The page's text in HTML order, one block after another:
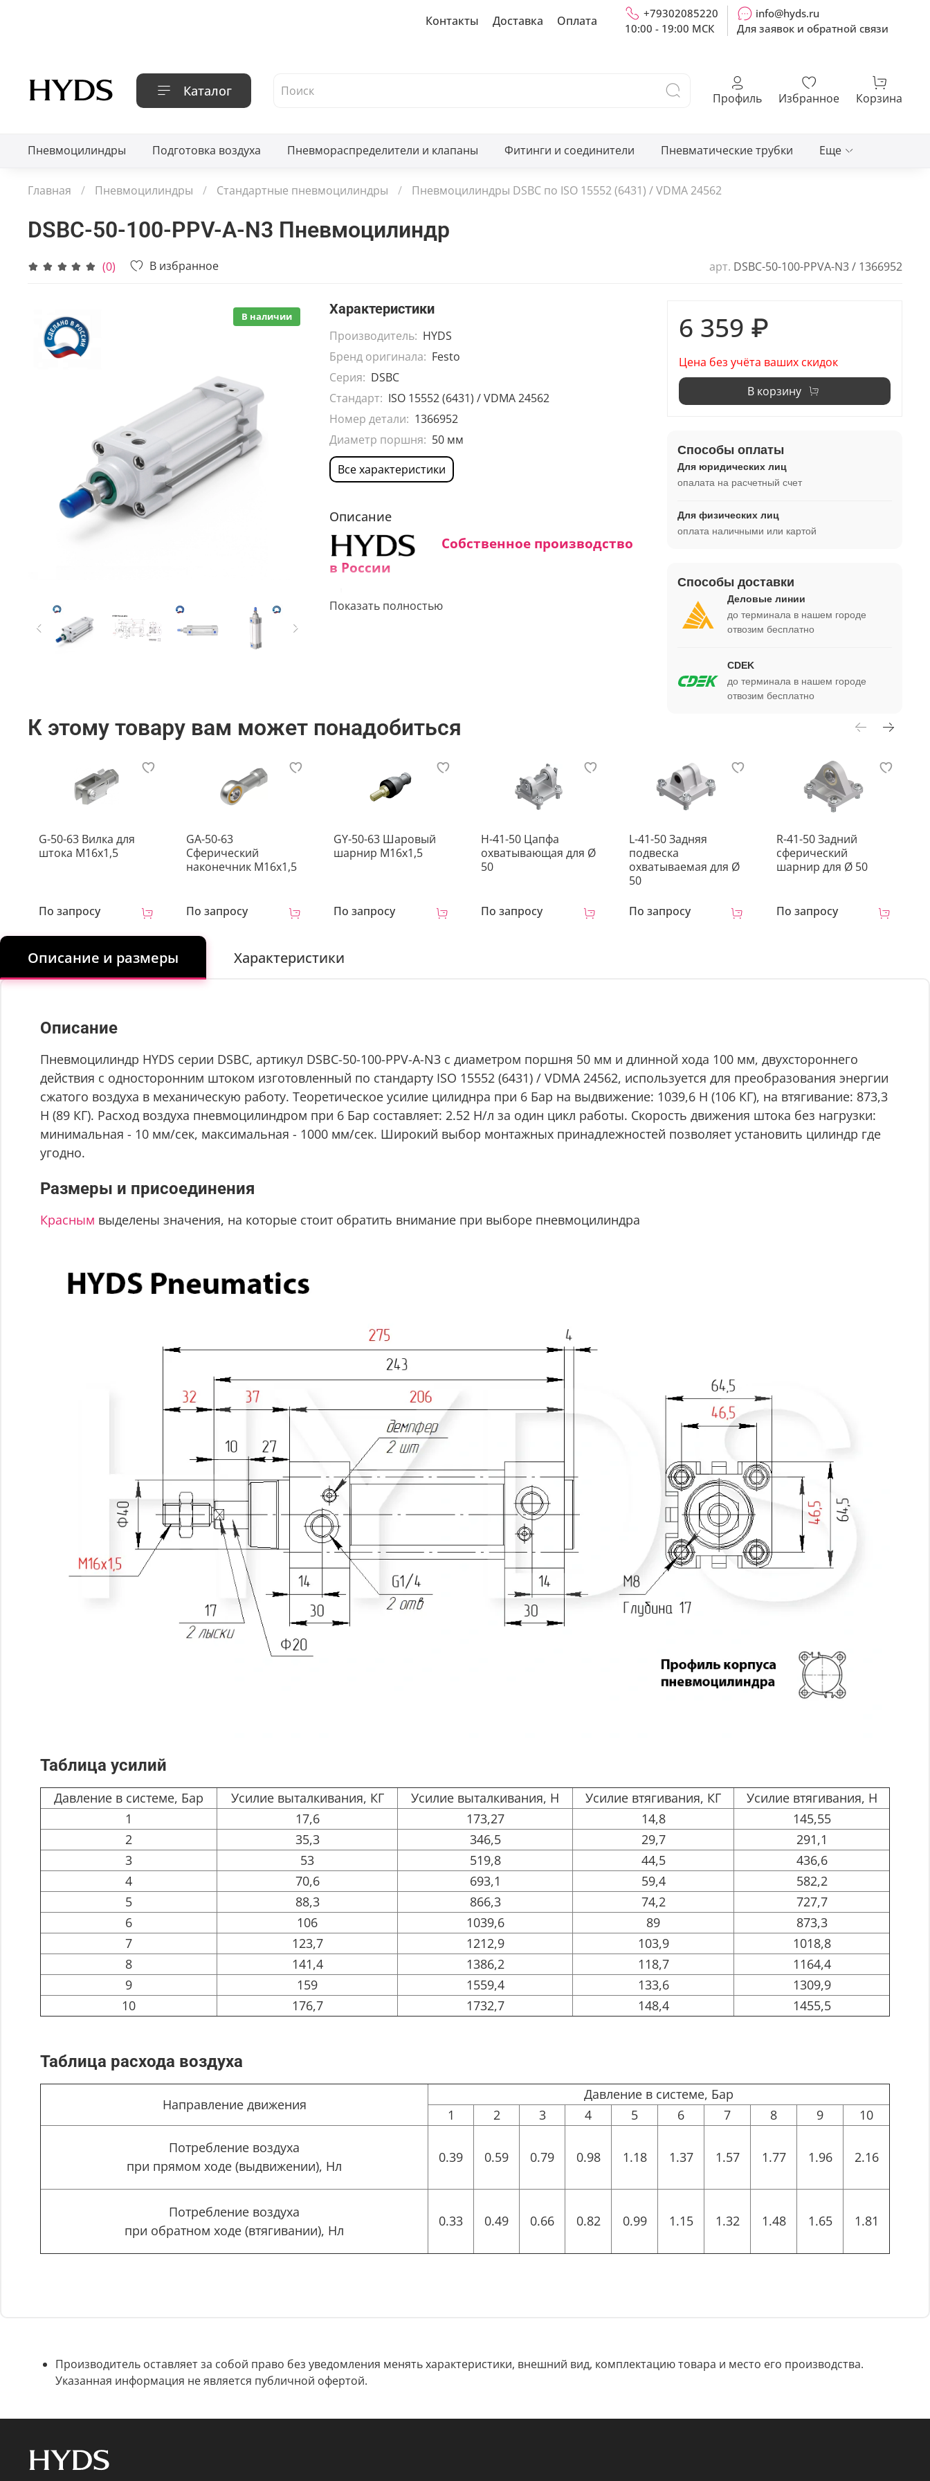
Контакты Доставка Оплата
+79302085220
10:00 - 19:00 МСК
info@hyds.ru
Для заявок и обратной связи
Каталог Профиль Избранное Корзина
Пневмоцилиндры Подготовка воздуха Пневмораспределители и клапаны Фитинги и соединители Пневматические трубки Еще
Главная Пневмоцилиндры Стандартные пневмоцилиндры Пневмоцилиндры DSBC по ISO 15552 (6431) / VDMA 24562
DSBC-50-100-PPV-A-N3 Пневмоцилиндр
(0) В избранное арт. DSBC-50-100-PPVA-N3 / 1366952
В наличии Характеристики
Производитель: HYDS
Бренд оригинала: Festo
Серия: DSBC
Стандарт: ISO 15552 (6431) / VDMA 24562
Номер детали: 1366952
Диаметр поршня: 50 мм
Все характеристики
Описание
Собственное производство
в России
Средний срок изготовления:
Показать полностью
6 359 ₽
Цена без учёта ваших скидок
В корзину
Способы оплаты
Для юридических лиц
опалата на расчетный счет
Для физических лиц
оплата наличными или картой
Способы доставки
Деловые линии
до терминала в нашем городе
отвозим бесплатно
CDEK
до терминала в нашем городе
отвозим бесплатно
К этому товару вам может понадобиться
G-50-63 Вилка для
штока M16x1,5
По запросу
GA-50-63
Сферический
наконечник M16x1,5
По запросу
GY-50-63 Шаровый
шарнир М16х1,5
По запросу
H-41-50 Цапфа
охватывающая для Ø
50
По запросу
L-41-50 Задняя
подвеска
охватываемая для Ø
50
По запросу
R-41-50 Задний
сферический
шарнир для Ø 50
По запросу
Описание и размеры Характеристики
Описание
Пневмоцилиндр HYDS серии DSBC, артикул DSBC-50-100-PPV-A-N3 с диаметром поршня 50 мм и длинной хода 100 мм, двухстороннего
действия с односторонним штоком изготовленный по стандарту ISO 15552 (6431) / VDMA 24562, используется для преобразования энергии
сжатого воздуха в механическую работу. Теоретическое усилие цилиднра при 6 Бар на выдвижение: 1039,6 Н (106 КГ), на втягивание: 873,3
Н (89 КГ). Расход воздуха пневмоцилиндром при 6 Бар составляет: 2.52 Н/л за один цикл работы. Скорость движения штока без нагрузки:
минимальная - 10 мм/сек, максимальная - 1000 мм/сек. Широкий выбор монтажных принадлежностей позволяет установить цилиндр где
угодно.
Размеры и присоединения
Красным выделены значения, на которые стоит обратить внимание при выборе пневмоцилиндра
Таблица усилий
Давление в системе, Бар Усилие выталкивания, КГ Усилие выталкивания, Н Усилие втягивания, КГ
Усилие втягивания, Н
1
17,6 173,27 14,8
145,55
2
35,3 346,5 29,7
291,1
3
53 519,8 44,5
436,6
4
70,6 693,1 59,4
582,2
5
88,3 866,3 74,2
727,7
6
106 1039,6 89
873,3
7
123,7 1212,9 103,9
1018,8
8
141,4 1386,2 118,7
1164,4
9
159 1559,4 133,6
1309,9
10
176,7 1732,7 148,4 1455,5
Таблица расхода воздуха
Направление движения
Давление в системе, Бар
1
2 3 4 5 6 7 8 9
10
Потребление воздуха
при прямом ходе (выдвижении), Нл
0.39 0.59 0.79 0.98 1.18 1.37 1.57 1.77 1.96 2.16
Потребление воздуха
при обратном ходе (втягивании), Нл
0.33 0.49 0.66 0.82 0.99 1.15 1.32 1.48 1.65 1.81
Производитель оставляет за собой право без уведомления менять характеристики, внешний вид, комплектацию товара и место его производства.
Указанная информация не является публичной офертой.